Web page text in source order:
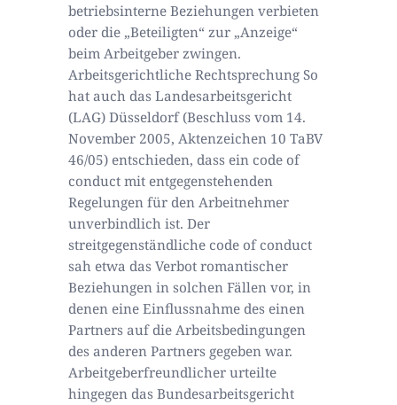
betriebsinterne Beziehungen verbieten
oder die „Beteiligten“ zur „Anzeige“
beim Arbeitgeber zwingen.
Arbeitsgerichtliche Rechtsprechung So
hat auch das Landesarbeitsgericht
(LAG) Düsseldorf (Beschluss vom 14.
November 2005, Aktenzeichen 10 TaBV
46/05) entschieden, dass ein code of
conduct mit entgegenstehenden
Regelungen für den Arbeitnehmer
unverbindlich ist. Der
streitgegenständliche code of conduct
sah etwa das Verbot romantischer
Beziehungen in solchen Fällen vor, in
denen eine Einflussnahme des einen
Partners auf die Arbeitsbedingungen
des anderen Partners gegeben war.
Arbeitgeberfreundlicher urteilte
hingegen das Bundesarbeitsgericht